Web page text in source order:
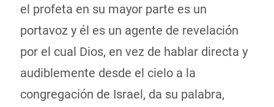
el profeta en su mayor parte es un
portavoz y él es un agente de revelación
por el cual Dios, en vez de hablar directa y
audiblemente desde el cielo a la
congregación de Israel, da su palabra,